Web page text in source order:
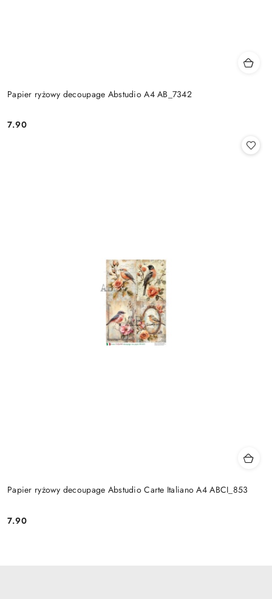
Papier ryżowy decoupage Abstudio A4 AB_7342
Cena:
7.90
Papier ryżowy decoupage Abstudio Carte Italiano A4 ABCI_853
Cena:
7.90